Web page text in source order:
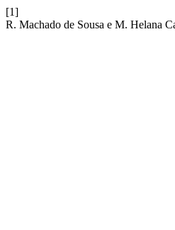
[1]
R. Machado de Sousa e M. Helana